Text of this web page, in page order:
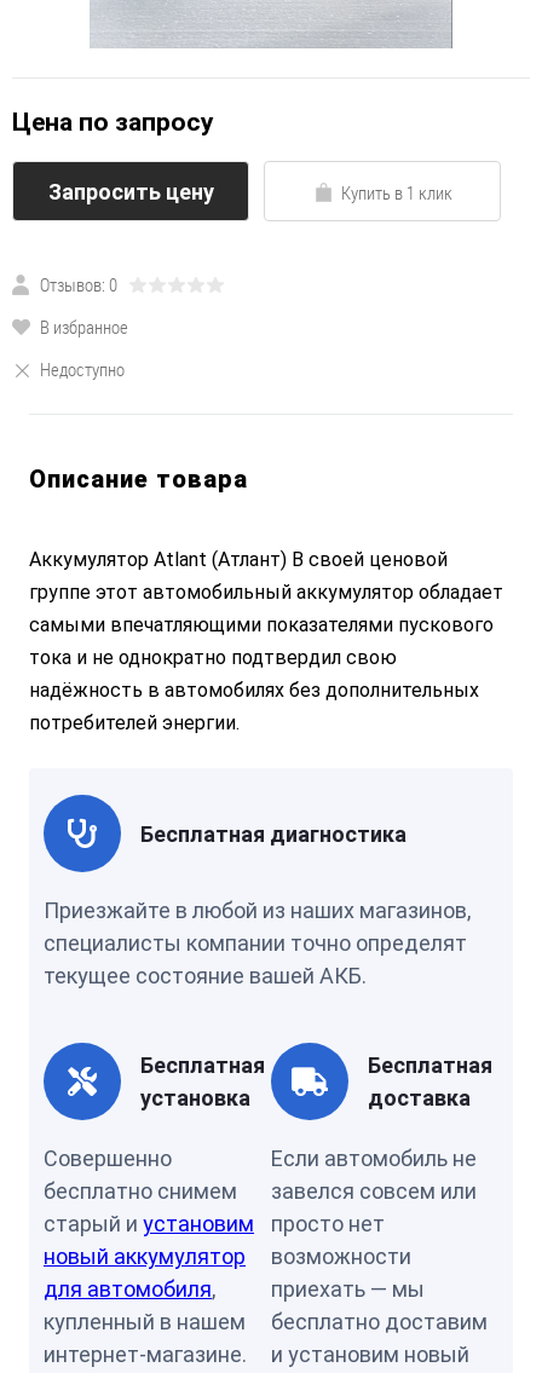
Цена по запросу
Запросить цену Купить в 1 клик
Отзывов: 0
В избранное
Недоступно
Описание товара
Аккумулятор Atlant (Атлант) В своей ценовой
группе этот автомобильный аккумулятор обладает
самыми впечатляющими показателями пускового
тока и не однократно подтвердил свою
надёжность в автомобилях без дополнительных
потребителей энергии.
Бесплатная диагностика
Приезжайте в любой из наших магазинов,
специалисты компании точно определят
текущее состояние вашей АКБ.
Бесплатная
установка
Совершенно
бесплатно снимем
старый и установим
новый аккумулятор
для автомобиля,
купленный в нашем
интернет-магазине.
Бесплатная
доставка
Если автомобиль не
завелся совсем или
просто нет
возможности
приехать — мы
бесплатно доставим
и установим новый